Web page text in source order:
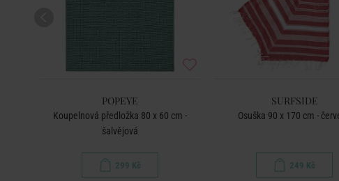
POPEYE
Koupelnová předložka 80 x 60 cm -
šalvějová
299 Kč
SURFSIDE
Osuška 90 x 170 cm -
249 Kč